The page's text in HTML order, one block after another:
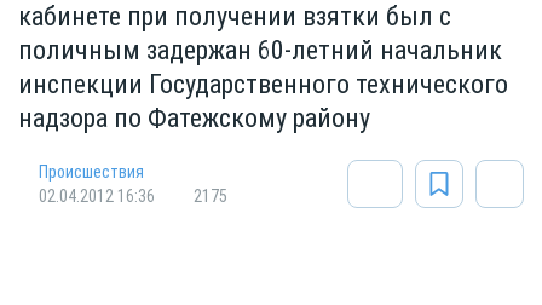
кабинете при получении взятки был с
поличным задержан 60-летний начальник
инспекции Государственного технического
надзора по Фатежскому району
Происшествия
02.04.2012 16:36
2175